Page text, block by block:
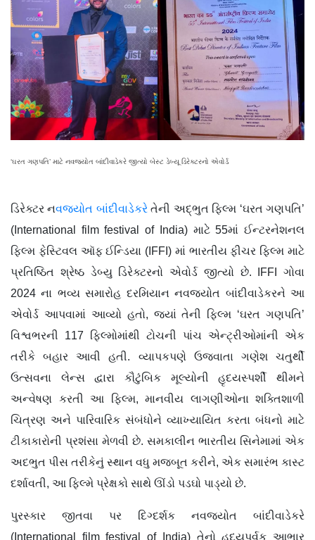
‘ઘરત ગણપતિ’ માટે નવજ્યોત બાંદીવાડેકરે જીત્યો બેસ્ટ ડેબ્યૂ ડિરેક્ટરનો એવોર્ડ
ડિરેક્ટર નવજ્યોત બાંદીવાડેકરેતેની અદ્ભુત ફિલ્મ ‘ઘરત ગણપતિ’
(International film festival of India) માટે 55માં ઈન્ટરનેશનલ
ફિલ્મ ફેસ્ટિવલ ઑફ ઈન્ડિયા (IFFI) માં ભારતીય ફીચર ફિલ્મ માટે
પ્રતિષ્ઠિત શ્રેષ્ઠ ડેબ્યુ ડિરેક્ટરનો એવોર્ડ જીત્યો છે. IFFI ગોવા
2024 ના ભવ્ય સમારોહ દરમિયાન નવજ્યોત બાંદીવાડેકરને આ
એવોર્ડ આપવામાં આવ્યો હતો, જ્યાં તેની ફિલ્મ ‘ઘરત ગણપતિ’
વિશ્વભરની 117 ફિલ્મોમાંથી ટોચની પાંચ એન્ટ્રીઓમાંની એક
તરીકે બહાર આવી હતી. વ્યાપકપણે ઉજવાતા ગણેશ ચતુર્થી
ઉત્સવના લેન્સ દ્વારા કૌટુંબિક મૂલ્યોની હૃદયસ્પર્શી થીમને
અન્વેષણ કરતી આ ફિલ્મ, માનવીય લાગણીઓના શક્તિશાળી
ચિત્રણ અને પારિવારિક સંબંધોને વ્યાખ્યાયિત કરતા બંધનો માટે
ટીકાકારોની પ્રશંસા મેળવી છે. સમકાલીન ભારતીય સિનેમામાં એક
અદભુત પીસ તરીકેનું સ્થાન વધુ મજબૂત કરીને, એક સમારંભ કાસ્ટ
દર્શાવતી, આ ફિલ્મે પ્રેક્ષકો સાથે ઊંડો પડઘો પાડ્યો છે.
પુરસ્કાર જીતવા પર દિગ્દર્શક નવજ્યોત બાંદીવાડેકરે
(International film festival of India) તેનો હૃદયપૂર્વક આભાર